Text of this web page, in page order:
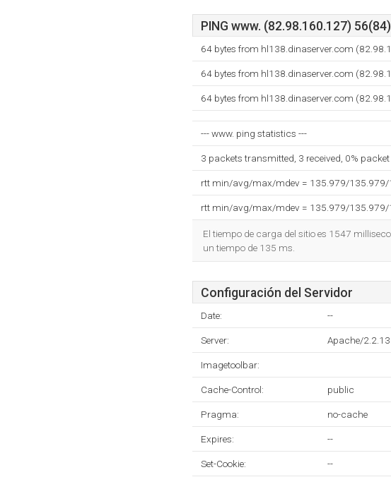
PING www. (82.98.160.127)
64 bytes from hl138.dinaserver.com
64 bytes from hl138.dinaserver.com
64 bytes from hl138.dinaserver.com
--- www. ping statistics ---
3 packets transmitted, 3 received, 0%
rtt min/avg/max/mdev = 135.979/
rtt min/avg/max/mdev = 135.979/
El tiempo de carga del sitio es 1547
un tiempo de 135 ms.
Configuración del Servidor
Date: --
Server: Apache/
Imagetoolbar:
Cache-Control: public
Pragma: no-cache
Expires: --
Set-Cookie: --